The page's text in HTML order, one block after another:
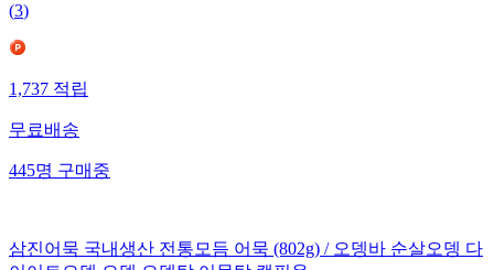
(3)
1,737 적립
무료배송
445명 구매중
삼진어묵 국내생산 전통모듬 어묵 (802g) / 오뎅바 순살오뎅 다